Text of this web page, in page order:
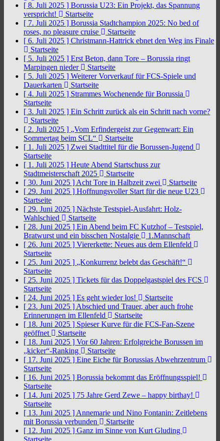
[ 8. Juli 2025 ] Borussia U23: Ein Projekt, das Spannung
verspricht!
Startseite
[ 7. Juli 2025 ] Borussia Stadtchampion 2025: No bed of
roses, no pleasure cruise
Startseite
[ 6. Juli 2025 ] Christmann-Hattrick ebnet den Weg ins Finale
Startseite
[ 5. Juli 2025 ] Erst Beton, dann Tore – Borussia ringt
Marpingen nieder
Startseite
[ 5. Juli 2025 ] Weiterer Vorverkauf für FCS-Spiele und
Dauerkarten
Startseite
[ 4. Juli 2025 ] Strammes Wochenende für Borussia
Startseite
[ 3. Juli 2025 ] Ein Schritt zurück als ein Schritt nach vorne?
Startseite
[ 2. Juli 2025 ] „Vom Erfindergeist zur Gegenwart: Ein
Sommertag beim SCL“
Startseite
[ 1. Juli 2025 ] Zwei Stadttitel für die Borussen-Jugend
Startseite
[ 1. Juli 2025 ] Heute Abend Startschuss zur
Stadtmeisterschaft 2025
Startseite
[ 30. Juni 2025 ] Acht Tore in Halbzeit zwei
Startseite
[ 29. Juni 2025 ] Hoffnungsvoller Start für die neue U23
Startseite
[ 29. Juni 2025 ] Nächste Testspiel-Ausfahrt: Holz-
Wahlschied
Startseite
[ 28. Juni 2025 ] Ein Abend beim FC Kutzhof – Testspiel,
Bratwurst und ein bisschen Nostalgie
1.Mannschaft
[ 26. Juni 2025 ] Viererkette: Neues aus dem Ellenfeld
Startseite
[ 25. Juni 2025 ] „Konkurrenz belebt das Geschäft!“
Startseite
[ 25. Juni 2025 ] Tickets für das Doppelgastspiel des FCS
Startseite
[ 24. Juni 2025 ] Es geht wieder los!
Startseite
[ 23. Juni 2025 ] Abschied und Trauer, aber auch frohe
Erinnerungen im Ellenfeld
Startseite
[ 18. Juni 2025 ] Spieser Kurve für die FCS-Fan-Szene
geöffnet
Startseite
[ 18. Juni 2025 ] Vor 60 Jahren: Erfolgreiche Borussen im
„kicker“-Ranking
Startseite
[ 17. Juni 2025 ] Eine Eiche für Borussias Abwehrzentrum
Startseite
[ 16. Juni 2025 ] Borussia bekommt das Eröffnungsspiel!
Startseite
[ 14. Juni 2025 ] 75 Jahre Gerd Zewe – happy birthay!
Startseite
[ 13. Juni 2025 ] Annemarie und Nino Fontanin: Zeitlebens
mit Borussia verbunden
Startseite
[ 12. Juni 2025 ] Ganz im Sinne von Kurt Gluding
Startseite